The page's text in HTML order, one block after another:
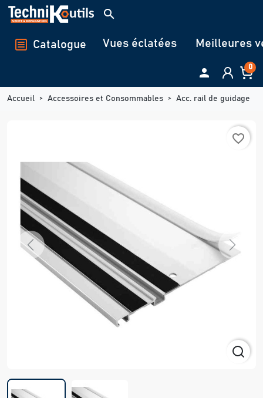
Panneau de gestion des cookies
search
Catalogue Vues éclatées Meilleures
 0
Accueil Accessoires et Consommables Acc. rail de guidage
favorite_border
Previous Next